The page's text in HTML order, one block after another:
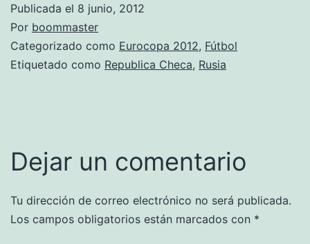
Publicada el 8 junio, 2012
Por boommaster
Categorizado como Eurocopa 2012, Fútbol
Etiquetado como Republica Checa, Rusia
Dejar un comentario
Tu dirección de correo electrónico no será publicada.
Los campos obligatorios están marcados con *